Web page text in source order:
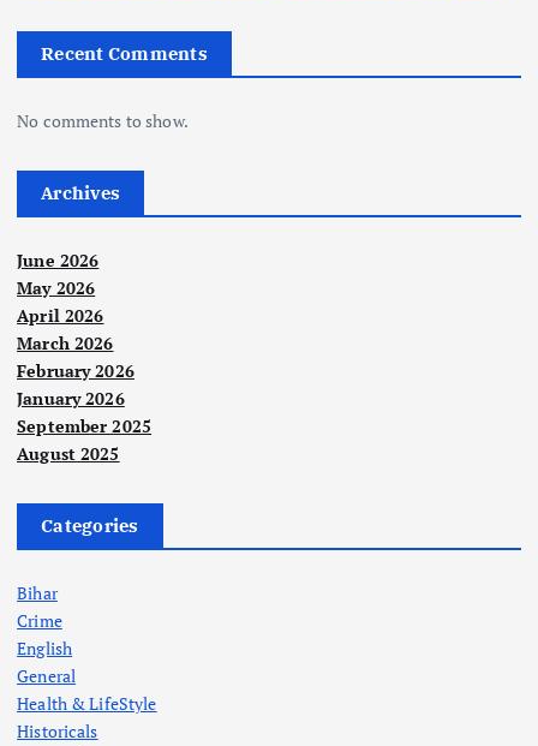
Recent Comments
No comments to show.
Archives
June 2026
May 2026
April 2026
March 2026
February 2026
January 2026
September 2025
August 2025
Categories
Bihar
Crime
English
General
Health & LifeStyle
Historicals